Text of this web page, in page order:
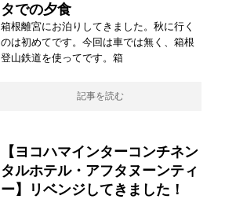
タでの夕食
箱根離宮にお泊りしてきました。秋に行く
のは初めてです。今回は車では無く、箱根
登山鉄道を使ってです。箱
記事を読む
【ヨコハマインターコンチネン
タルホテル・アフタヌーンティ
ー】リベンジしてきました！